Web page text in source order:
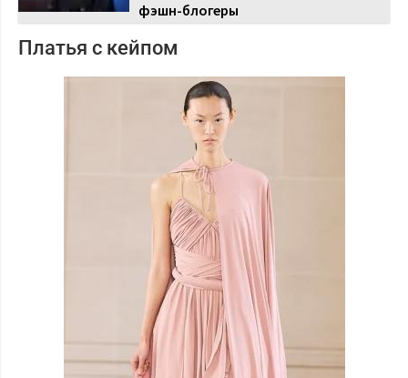
фэшн-блогеры
Платья с кейпом